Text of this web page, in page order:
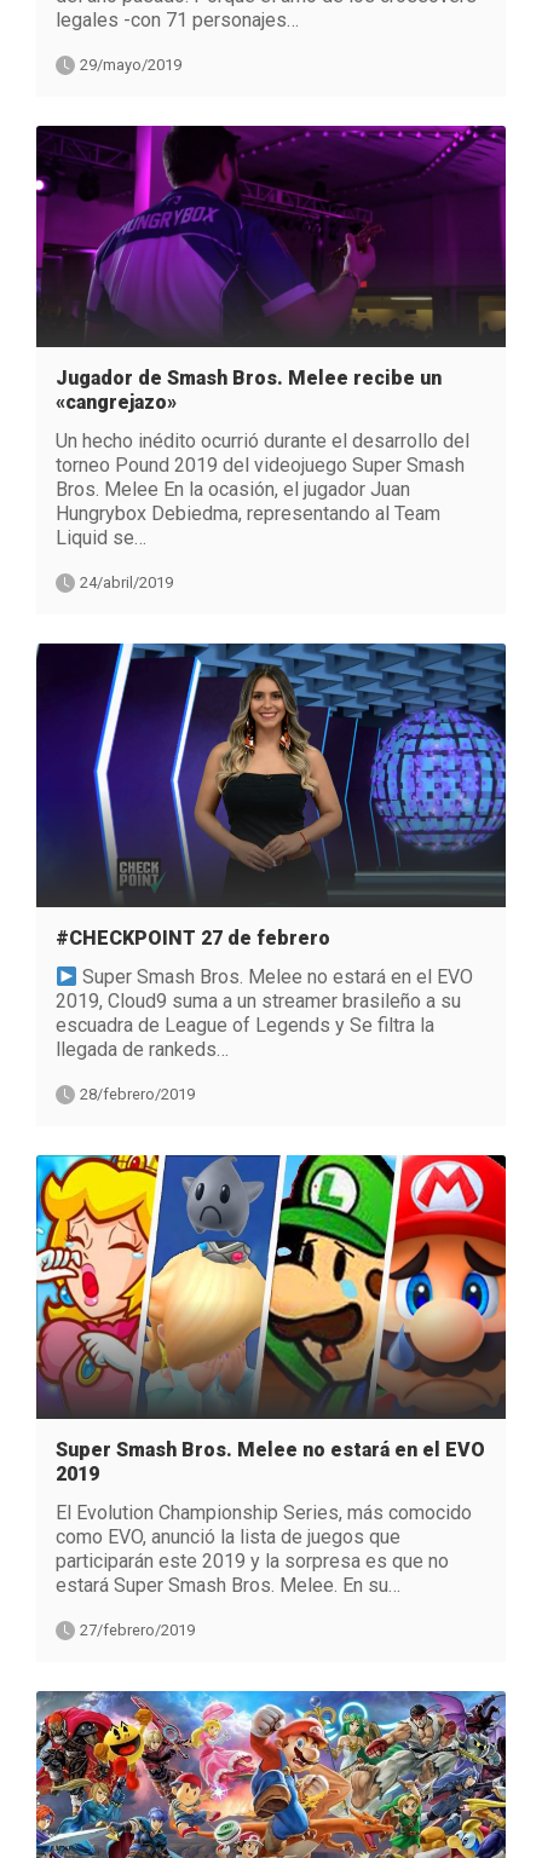
legales -con 71 personajes…
29/mayo/2019
Jugador de Smash Bros. Melee recibe un
«cangrejazo»
Un hecho inédito ocurrió durante el desarrollo del
torneo Pound 2019 del videojuego Super Smash
Bros. Melee En la ocasión, el jugador Juan
Hungrybox Debiedma, representando al Team
Liquid se…
24/abril/2019
#CHECKPOINT 27 de febrero
Super Smash Bros. Melee no estará en el EVO
2019, Cloud9 suma a un streamer brasileño a su
escuadra de League of Legends y Se filtra la
llegada de rankeds…
28/febrero/2019
Super Smash Bros. Melee no estará en el EVO
2019
El Evolution Championship Series, más comocido
como EVO, anunció la lista de juegos que
participarán este 2019 y la sorpresa es que no
estará Super Smash Bros. Melee. En su…
27/febrero/2019